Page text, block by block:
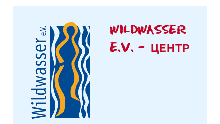
WILDWASSER
E.V. – ЦЕНТР